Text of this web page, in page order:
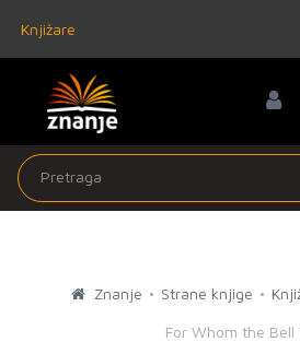
Knjižare
Znanje Strane knjige
For Whom the Bell